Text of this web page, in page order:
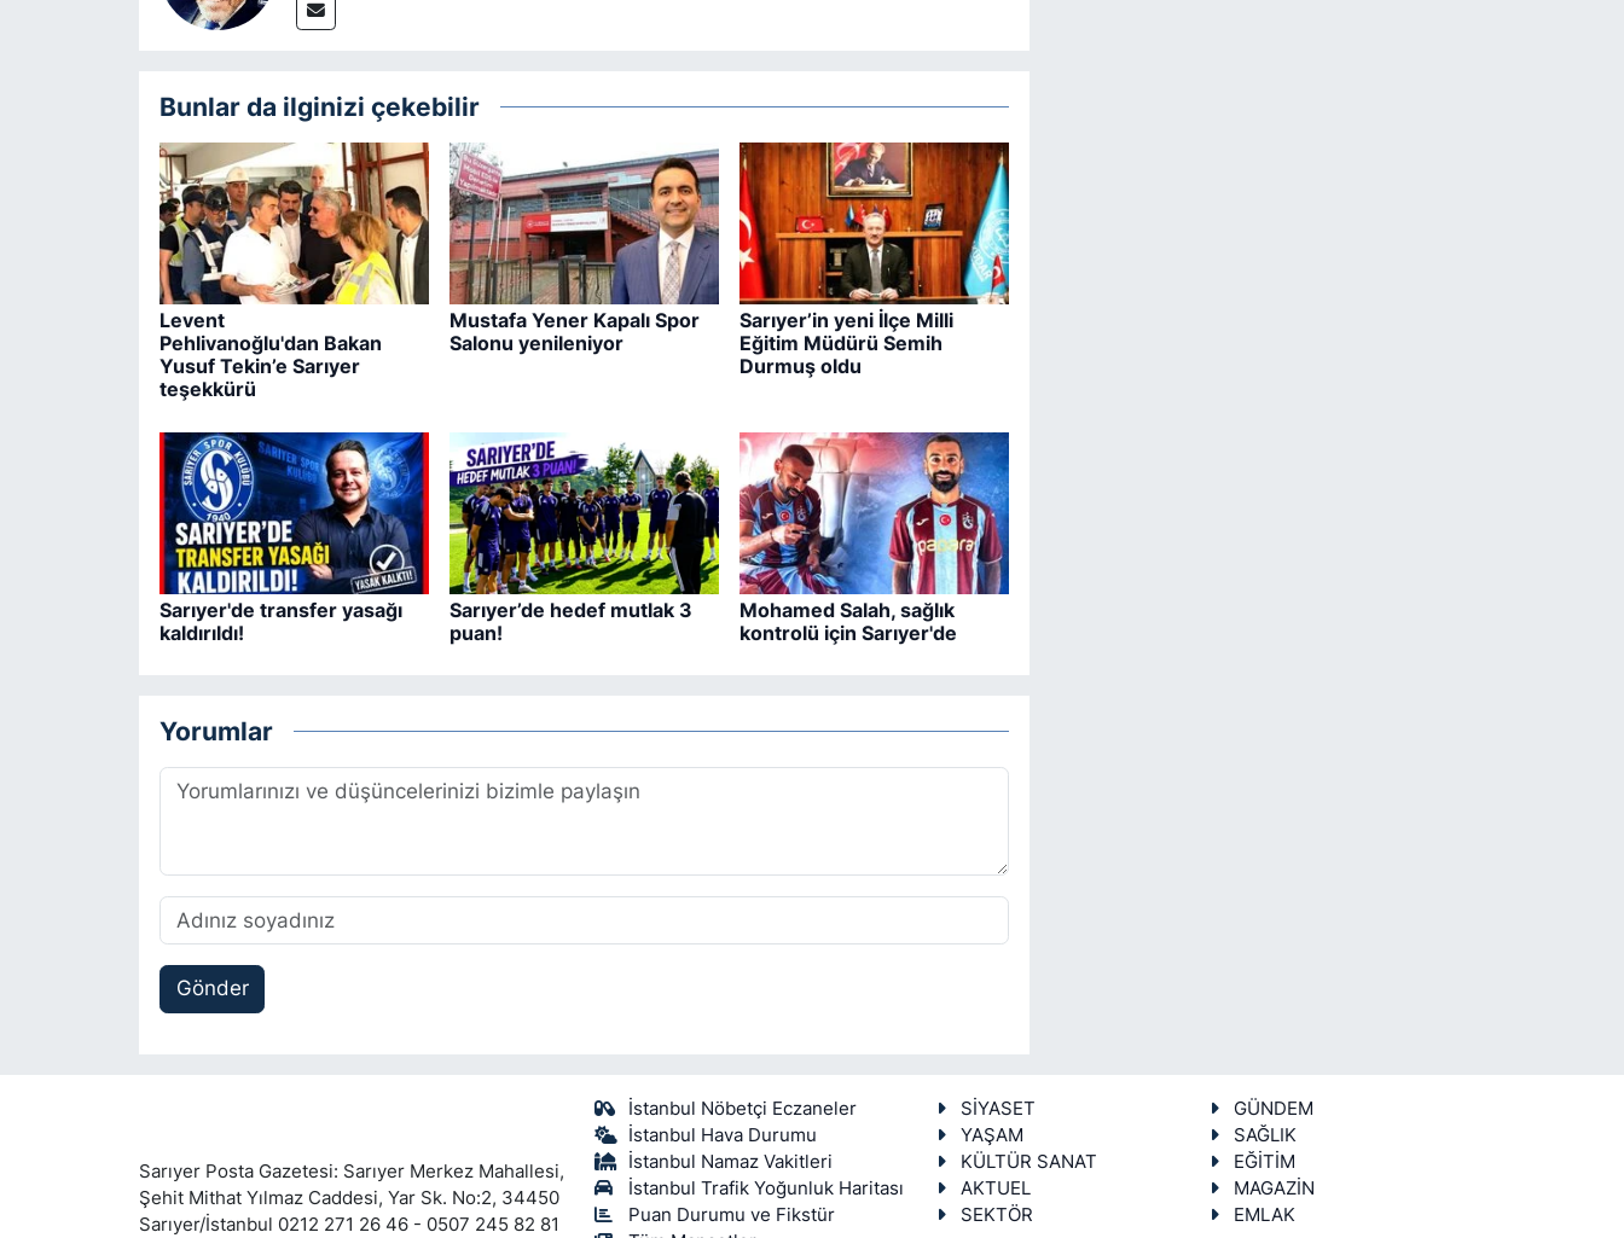
Bunlar da ilginizi çekebilir
Levent
Pehlivanoğlu'dan Bakan
Yusuf Tekin’e Sarıyer
teşekkürü
Mustafa Yener Kapalı Spor
Salonu yenileniyor
Sarıyer’in yeni İlçe Milli
Eğitim Müdürü Semih
Durmuş oldu
Sarıyer'de transfer yasağı
kaldırıldı!
Sarıyer’de hedef mutlak 3
puan!
Mohamed Salah, sağlık
kontrolü için Sarıyer'de
Yorumlar
Gönder
Sarıyer Posta Gazetesi: Sarıyer Merkez Mahallesi,
Şehit Mithat Yılmaz Caddesi, Yar Sk. No:2, 34450
Sarıyer/İstanbul 0212 271 26 46 - 0507 245 82 81
İstanbul Nöbetçi Eczaneler
İstanbul Hava Durumu
İstanbul Namaz Vakitleri
İstanbul Trafik Yoğunluk Haritası
Puan Durumu ve Fikstür
SİYASET
GÜNDEM
YAŞAM
SAĞLIK
KÜLTÜR SANAT
EĞİTİM
AKTUEL
MAGAZİN
SEKTÖR
EMLAK